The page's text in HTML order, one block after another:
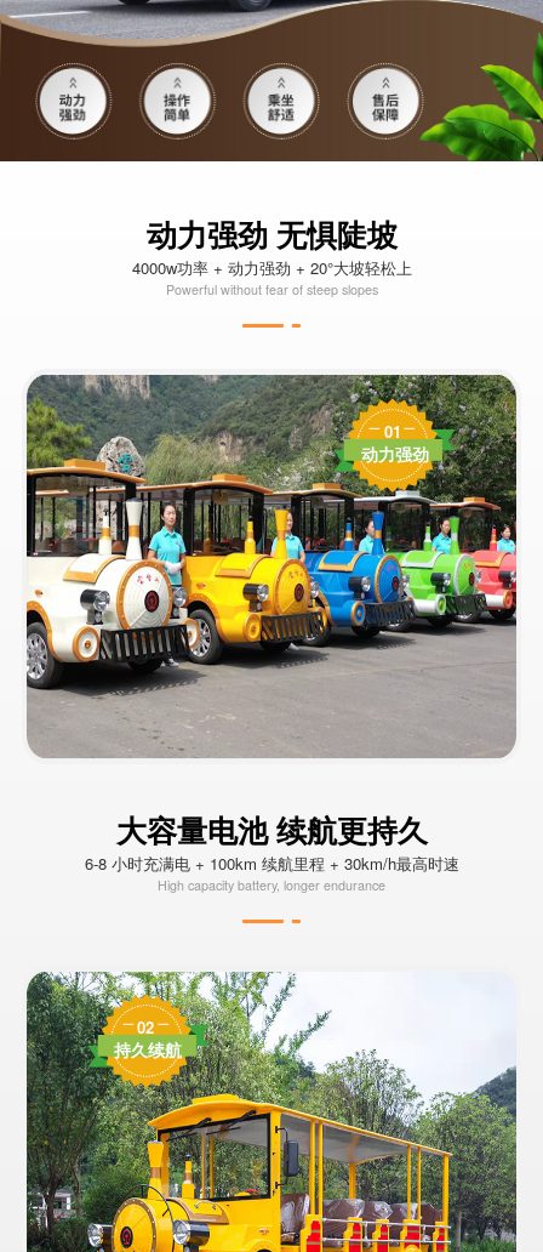
动力强劲 无惧陡坡
4000w功率 + 动力强劲 + 20°大坡轻松上
Powerful without fear of steep slopes
01
动力强劲
大容量电池 续航更持久
6-8 小时充满电 + 100km 续航里程 + 30km/h最高时速
High capacity battery, longer endurance
02
持久续航